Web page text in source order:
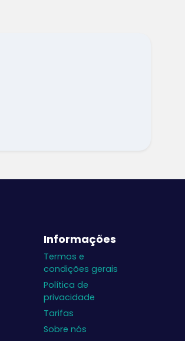
Informações
Termos e
condições gerais
Política de
privacidade
Tarifas
Sobre nós